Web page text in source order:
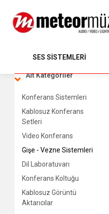
SES SİSTEMLERİ
Alt Kategoriler
Konferans Sistemleri
Kablosuz Konferans
Setleri
Video Konferans
Gişe - Vezne Sistemleri
Dil Laboratuvarı
Konferans Koltuğu
Kablosuz Görüntü
Aktarıcılar